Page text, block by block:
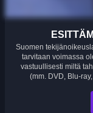
Suomen
tarvitaan voimassa
vastuullisesti miltä
(mm. DVD, Blu-